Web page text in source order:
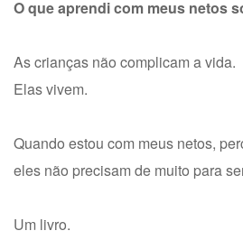
O que aprendi com meus netos
As crianças não complicam a vida.
Elas vivem.
Quando estou com meus netos,
eles não precisam de muito para
Um livro.